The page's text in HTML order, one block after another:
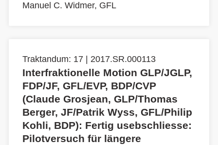
Manuel C. Widmer, GFL
Traktandum: 17 | 2017.SR.000113
Interfraktionelle Motion GLP/JGLP,
FDP/JF, GFL/EVP, BDP/CVP
(Claude Grosjean, GLP/Thomas
Berger, JF/Patrik Wyss, GFL/Philip
Kohli, BDP): Fertig usebschliesse:
Pilotversuch für längere